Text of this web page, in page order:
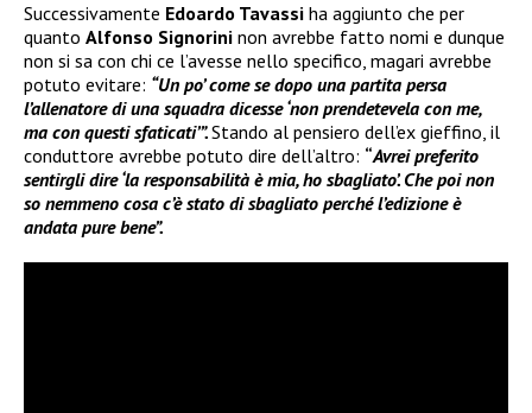
Successivamente Edoardo Tavassi ha aggiunto che per
quanto Alfonso Signorini non avrebbe fatto nomi e dunque
non si sa con chi ce l’avesse nello specifico, magari avrebbe
potuto evitare: “Un po’ come se dopo una partita persa
l’allenatore di una squadra dicesse ‘non prendetevela con me,
ma con questi sfaticati’”.Stando al pensiero dell’ex gieffino, il
conduttore avrebbe potuto dire dell’altro: “Avrei preferito
sentirgli dire ‘la responsabilità è mia, ho sbagliato’. Che poi non
so nemmeno cosa c’è stato di sbagliato perché l’edizione è
andata pure bene”.